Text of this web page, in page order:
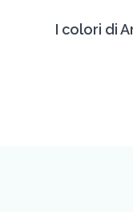
I colori di